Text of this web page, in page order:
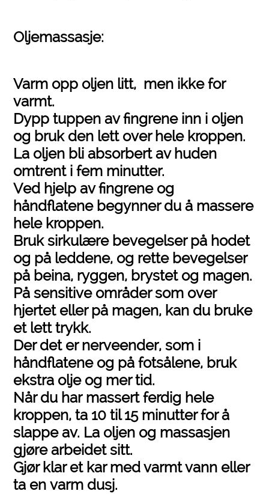
Oljemassasje:
Varm opp oljen litt, men ikke for
varmt.
Dypp tuppen av fingrene inn i oljen
og bruk den lett over hele kroppen.
La oljen bli absorbert av huden
omtrent i fem minutter.
Ved hjelp av fingrene og
håndflatene begynner du å massere
hele kroppen.
Bruk sirkulære bevegelser på hodet
og på leddene, og rette bevegelser
på beina, ryggen, brystet og magen.
På sensitive områder som over
hjertet eller på magen, kan du bruke
et lett trykk.
Der det er nerveender, som i
håndflatene og på fotsålene, bruk
ekstra olje og mer tid.
Når du har massert ferdig hele
kroppen, ta 10 til 15 minutter for å
slappe av. La oljen og massasjen
gjøre arbeidet sitt.
Gjør klar et kar med varmt vann eller
ta en varm dusj.